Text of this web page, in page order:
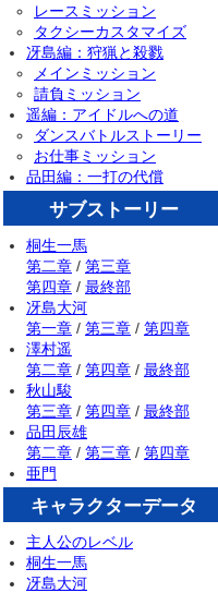
レースミッション
タクシーカスタマイズ
冴島編：狩猟と殺戮
メインミッション
請負ミッション
遥編：アイドルへの道
ダンスバトルストーリー
お仕事ミッション
品田編：一打の代償
サブストーリー
桐生一馬
第二章 / 第三章
第四章 / 最終部
冴島大河
第一章 / 第三章 / 第四章
澤村遥
第二章 / 第四章 / 最終部
秋山駿
第三章 / 第四章 / 最終部
品田辰雄
第二章 / 第三章 / 第四章
亜門
キャラクターデータ
主人公のレベル
桐生一馬
冴島大河